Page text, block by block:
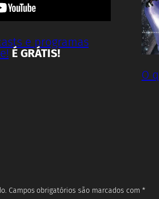
e programas
É GRÁTIS!
O
Campos obrigatórios são marcados com*